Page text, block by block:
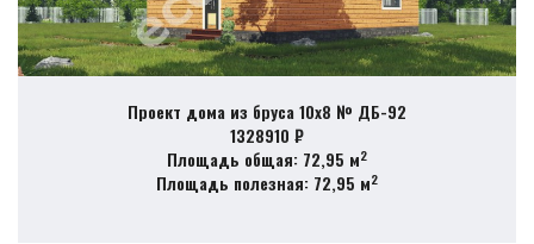
Проект дома из бруса 10х8 № ДБ-92
1328910 ₽
Площадь общая: 72,95 м2
Площадь полезная: 72,95 м2